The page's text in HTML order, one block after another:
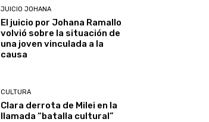
JUICIO JOHANA
El juicio por Johana Ramallo
volvió sobre la situación de
una joven vinculada a la
causa
CULTURA
Clara derrota de Milei en la
llamada “batalla cultural”